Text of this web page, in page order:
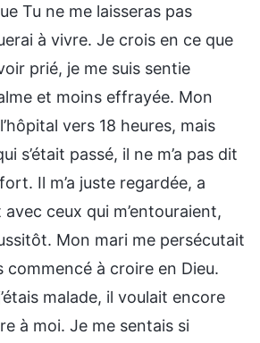
Tu ne me laisseras pas
à vivre. Je crois en ce que
prié, je me suis sentie
et moins effrayée. Mon
vers 18 heures, mais
s’était passé, il ne m’a pas dit
Il m’a juste regardée, a
ceux qui m’entouraient,
Mon mari me persécutait
commencé à croire en Dieu.
malade, il voulait encore
à moi. Je me sentais si